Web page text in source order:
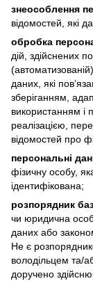
знеособлення
відомостей, які
обробка
дій, здійснених
даних, які
зберіганням,
використанням
реалізацією,
відомостей про
персональні
фізичну особу,
ідентифікована;
розпорядник
чи юридична
даних або
Не є
володільцем та/
доручено